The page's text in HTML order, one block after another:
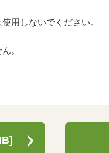
用しないでください。
。